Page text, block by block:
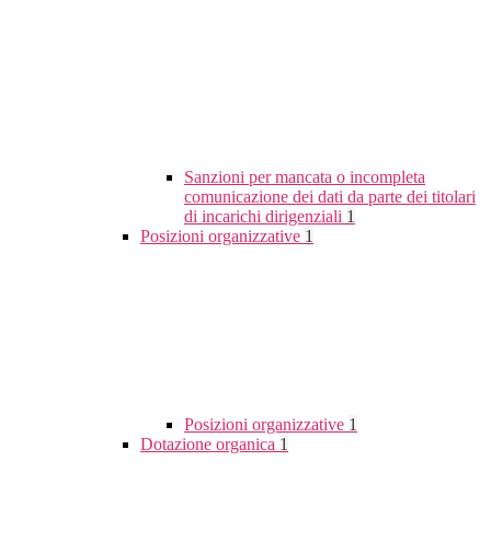
Sanzioni per mancata o incompleta
comunicazione dei dati da parte dei titolari
di incarichi dirigenziali 1
Posizioni organizzative 1
Posizioni organizzative 1
Dotazione organica 1